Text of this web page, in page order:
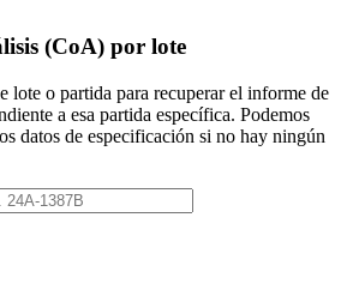
(CoA) por lote
lote o partida para recuperar el informe de
a esa partida específica. Podemos
datos de especificación si no hay ningún